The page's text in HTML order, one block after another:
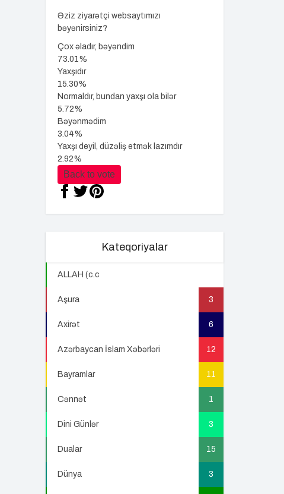
Əziz ziyarətçi websaytımızı
bəyənirsiniz?
Çox əladır, bəyəndim
73.01%
Yaxşıdır
15.30%
Normaldır, bundan yaxşı ola bilər
5.72%
Bəyənmədim
3.04%
Yaxşı deyil, düzəliş etmək lazımdır
2.92%
Back to vote
Kateqoriyalar
ALLAH (c.c
Aşura 3
Axirət 6
Azərbaycan İslam Xəbərləri 12
Bayramlar 11
Cənnət 1
Dini Günlər 3
Dualar 15
Dünya 3